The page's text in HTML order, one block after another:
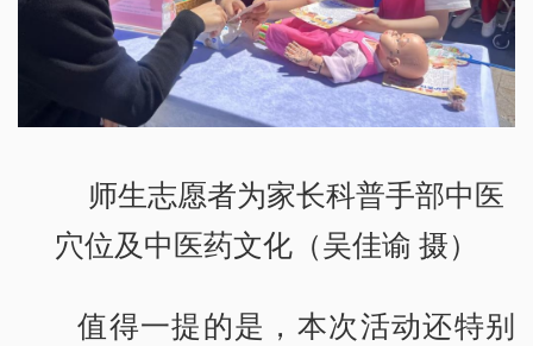
师生志愿者为家长科普手部中医
穴位及中医药文化（吴佳谕 摄）
值得一提的是，本次活动还特别